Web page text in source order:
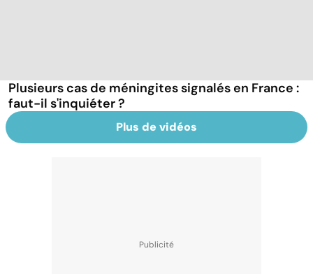
Plusieurs cas de méningites signalés en France :
faut-il s'inquiéter ?
Plus de vidéos